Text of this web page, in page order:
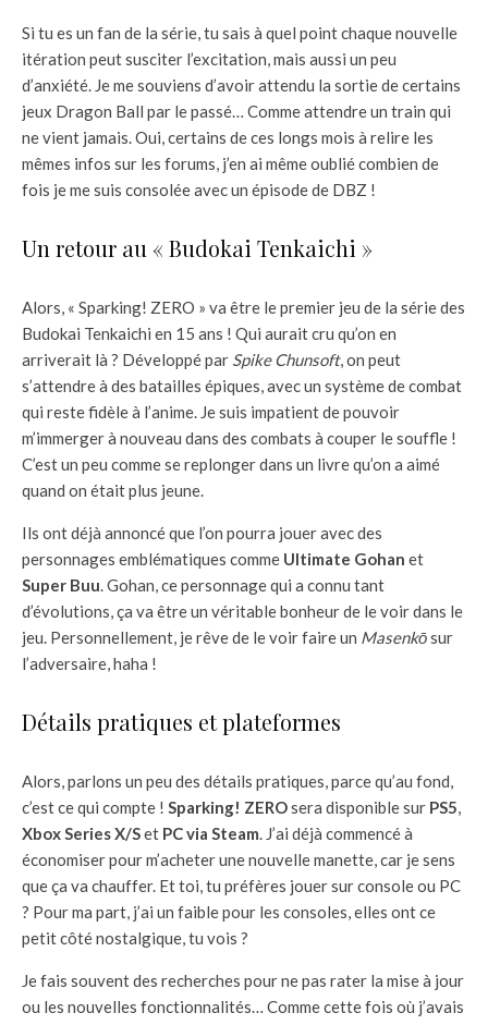
Si tu es un fan de la série, tu sais à quel point chaque nouvelle
itération peut susciter l’excitation, mais aussi un peu
d’anxiété. Je me souviens d’avoir attendu la sortie de certains
jeux Dragon Ball par le passé… Comme attendre un train qui
ne vient jamais. Oui, certains de ces longs mois à relire les
mêmes infos sur les forums, j’en ai même oublié combien de
fois je me suis consolée avec un épisode de DBZ !
Un retour au « Budokai Tenkaichi »
Alors, « Sparking! ZERO » va être le premier jeu de la série des
Budokai Tenkaichi en 15 ans ! Qui aurait cru qu’on en
arriverait là ? Développé par Spike Chunsoft, on peut
s’attendre à des batailles épiques, avec un système de combat
qui reste fidèle à l’anime. Je suis impatient de pouvoir
m’immerger à nouveau dans des combats à couper le souffle !
C’est un peu comme se replonger dans un livre qu’on a aimé
quand on était plus jeune.
Ils ont déjà annoncé que l’on pourra jouer avec des
personnages emblématiques comme Ultimate Gohan et
Super Buu. Gohan, ce personnage qui a connu tant
d’évolutions, ça va être un véritable bonheur de le voir dans le
jeu. Personnellement, je rêve de le voir faire un Masenkōsur
l’adversaire, haha !
Détails pratiques et plateformes
Alors, parlons un peu des détails pratiques, parce qu’au fond,
c’est ce qui compte ! Sparking! ZEROsera disponible sur PS5,
Xbox Series X/Set PC via Steam. J’ai déjà commencé à
économiser pour m’acheter une nouvelle manette, car je sens
que ça va chauffer. Et toi, tu préfères jouer sur console ou PC
? Pour ma part, j’ai un faible pour les consoles, elles ont ce
petit côté nostalgique, tu vois ?
Je fais souvent des recherches pour ne pas rater la mise à jour
ou les nouvelles fonctionnalités… Comme cette fois où j’avais